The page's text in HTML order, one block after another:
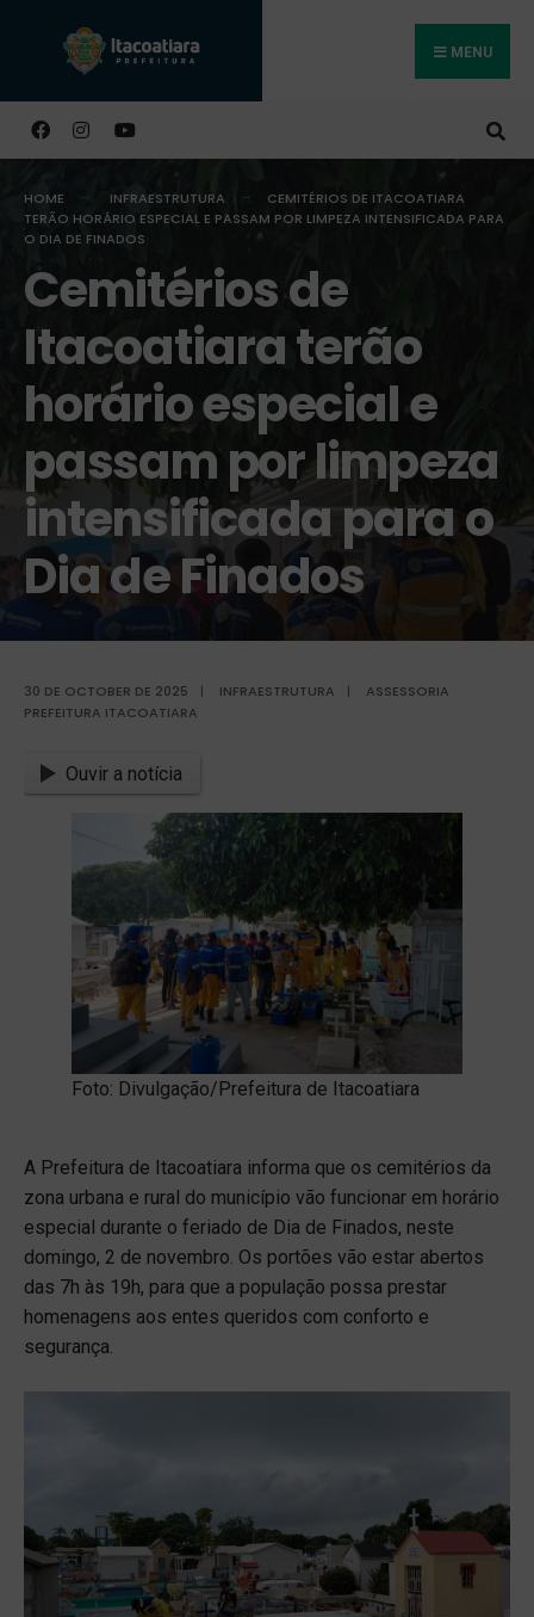
MENU
HOME INFRAESTRUTURA
CEMITÉRIOS DE ITACOATIARA
TERÃO HORÁRIO ESPECIAL E PASSAM POR LIMPEZA INTENSIFICADA PARA
O DIA DE FINADOS
Cemitérios de
Itacoatiara terão
horário especial e
passam por limpeza
intensificada para o
Dia de Finados
30 DE OCTOBER DE 2025 | INFRAESTRUTURA |
ASSESSORIA
PREFEITURA ITACOATIARA
Ouvir a notícia
Foto: Divulgação/Prefeitura de Itacoatiara
A Prefeitura de Itacoatiara informa que os cemitérios da
zona urbana e rural do município vão funcionar em horário
especial durante o feriado de Dia de Finados, neste
domingo, 2 de novembro. Os portões vão estar abertos
das 7h às 19h, para que a população possa prestar
homenagens aos entes queridos com conforto e
segurança.
Buscar